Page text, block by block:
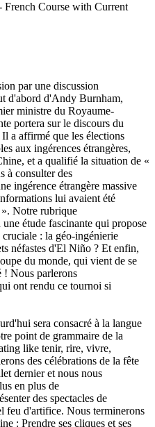
Course with Current
par une discussion
d'abord d'Andy Burnham,
ministre du Royaume-
portera sur le discours du
a affirmé que les élections
aux ingérences étrangères,
et a qualifié la situation de «
à consulter des
ingérence étrangère massive
lui avaient été
Notre rubrique
étude fascinante qui propose
cruciale : la géo-ingénierie
néfastes d'El Niño ? Et enfin,
du monde, qui vient de se
! Nous parlerons
ont rendu ce tournoi si
sera consacré à la langue
point de grammaire de la
like tenir, rire, vivre,
des célébrations de la fête
dernier et nous nous
en plus de
des spectacles de
feu d'artifice. Nous terminerons
: Prendre ses cliques et ses